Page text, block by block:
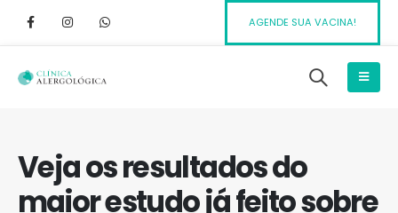
AGENDE SUA VACINA!
Veja os resultados do
maior estudo já feito sobre